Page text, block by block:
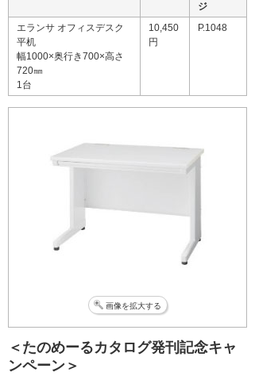
ジ
エランサ オフィスデスク
平机
幅1000×奥行き700×高さ
720㎜
1台
10,450
円
P.1048
画像を拡大する
＜たのめーるカタログ発刊記念キャ
ンペーン＞